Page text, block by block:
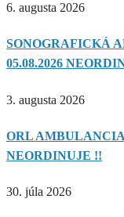
6. augusta 2026
SONOGRAFICKÁ
05.08.2026
3. augusta 2026
ORL AMBULANCIA
NEORDINUJE !!
30. júla 2026